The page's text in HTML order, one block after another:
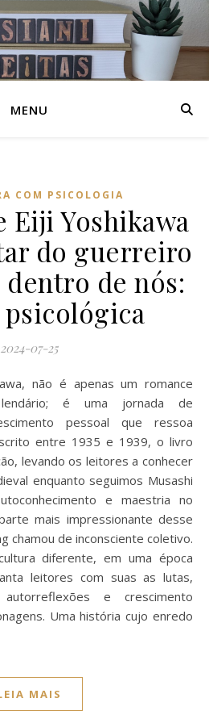
MENU
COM PSICOLOGIA
Eiji Yoshikawa
do guerreiro
de nós:
psicológica
2024-07-25
é uma jornada de
pessoal que ressoa
entre 1935 e 1939, o livro
levando os leitores a conhecer
enquanto seguimos Musashi
e maestria no
mais impressionante desse
chamou de inconsciente coletivo.
diferente, em uma época
leitores com suas as lutas,
e crescimento
Uma história cujo enredo
MAIS